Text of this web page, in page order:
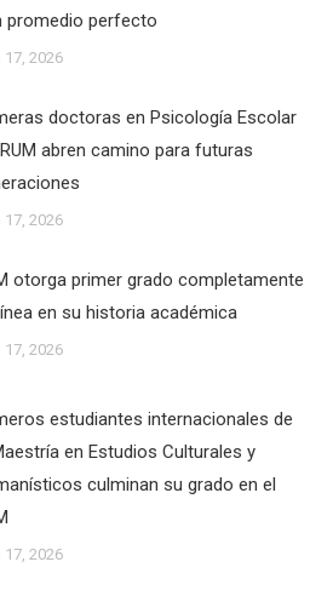
promedio perfecto
17, 2026
doctoras en Psicología Escolar
abren camino para futuras
17, 2026
otorga primer grado completamente
en su historia académica
17, 2026
estudiantes internacionales de
en Estudios Culturales y
culminan su grado en el
17, 2026